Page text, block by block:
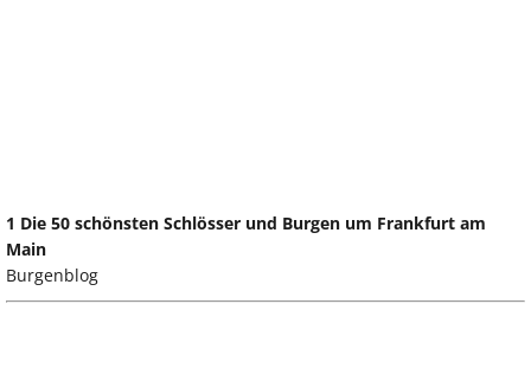
1 Die 50 schönsten Schlösser und Burgen um Frankfurt am
Main
Burgenblog